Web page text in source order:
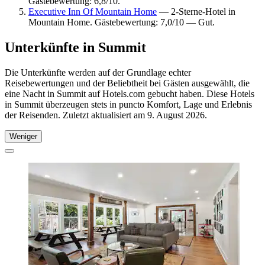
Executive Inn Of Mountain Home — 2-Sterne-Hotel in
Mountain Home. Gästebewertung: 7,0/10 — Gut.
Unterkünfte in Summit
Die Unterkünfte werden auf der Grundlage echter
Reisebewertungen und der Beliebtheit bei Gästen ausgewählt, die
eine Nacht in Summit auf Hotels.com gebucht haben. Diese Hotels
in Summit überzeugen stets in puncto Komfort, Lage und Erlebnis
der Reisenden. Zuletzt aktualisiert am 9. August 2026.
Weniger